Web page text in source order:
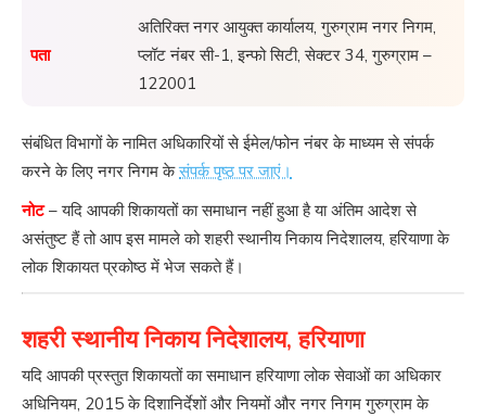
पता
अतिरिक्त नगर आयुक्त कार्यालय, गुरुग्राम नगर निगम,
प्लॉट नंबर सी-1, इन्फो सिटी, सेक्टर 34, गुरुग्राम –
122001
संबंधित विभागों के नामित अधिकारियों से ईमेल/फोन नंबर के माध्यम से संपर्क
करने के लिए नगर निगम केसंपर्क पृष्ठ पर जाएं।
नोट – यदि आपकी शिकायतों का समाधान नहीं हुआ है या अंतिम आदेश से
असंतुष्ट हैं तो आप इस मामले को शहरी स्थानीय निकाय निदेशालय, हरियाणा के
लोक शिकायत प्रकोष्ठ में भेज सकते हैं।
शहरी स्थानीय निकाय निदेशालय, हरियाणा
यदि आपकी प्रस्तुत शिकायतों का समाधान हरियाणा लोक सेवाओं का अधिकार
अधिनियम, 2015 के दिशानिर्देशों और नियमों और नगर निगम गुरुग्राम के